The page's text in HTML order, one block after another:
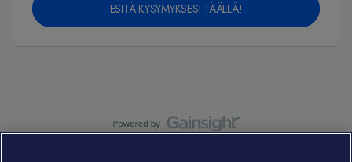
ESITÄ KYSYMYKSESI TÄÄLLÄ!